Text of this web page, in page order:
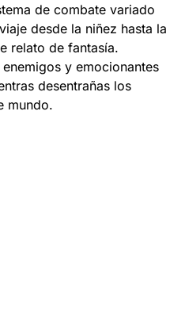
de combate variado
desde la niñez hasta la
relato de fantasía.
y emocionantes
desentrañas los
mundo.